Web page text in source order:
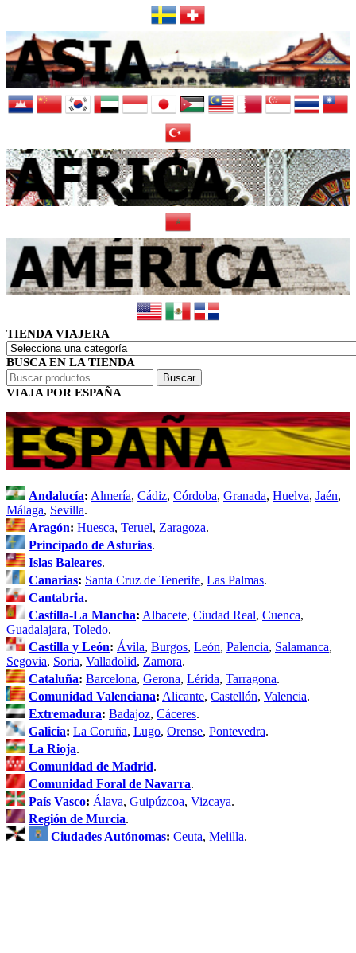
TIENDA VIAJERA
BUSCA EN LA TIENDA
Buscar
por:
Buscar
VIAJA POR ESPAÑA
Andalucía: Almería, Cádiz, Córdoba, Granada, Huelva, Jaén,
Málaga, Sevilla.
Aragón: Huesca, Teruel, Zaragoza.
Principado de Asturias.
Islas Baleares.
Canarias: Santa Cruz de Tenerife, Las Palmas.
Cantabria.
Castilla-La Mancha: Albacete, Ciudad Real, Cuenca,
Guadalajara, Toledo.
Castilla y León: Ávila, Burgos, León, Palencia, Salamanca,
Segovia, Soria, Valladolid, Zamora.
Cataluña: Barcelona, Gerona, Lérida, Tarragona.
Comunidad Valenciana: Alicante, Castellón, Valencia.
Extremadura: Badajoz, Cáceres.
Galicia: La Coruña, Lugo, Orense, Pontevedra.
La Rioja.
Comunidad de Madrid.
Comunidad Foral de Navarra.
País Vasco: Álava, Guipúzcoa, Vizcaya.
Región de Murcia.
Ciudades Autónomas: Ceuta, Melilla.